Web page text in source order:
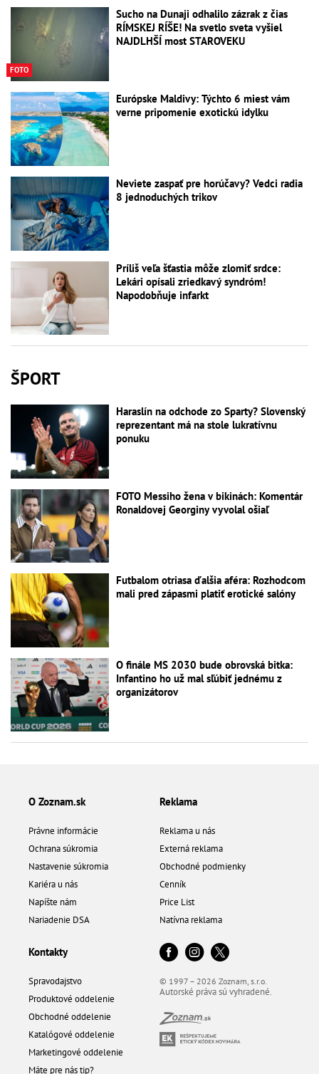
FOTO
Sucho na Dunaji odhalilo zázrak z čias
RÍMSKEJ RÍŠE! Na svetlo sveta vyšiel
NAJDLHŠÍ most STAROVEKU
Európske Maldivy: Týchto 6 miest vám
verne pripomenie exotickú idylku
Neviete zaspať pre horúčavy? Vedci radia
8 jednoduchých trikov
Príliš veľa šťastia môže zlomiť srdce:
Lekári opísali zriedkavý syndróm!
Napodobňuje infarkt
ŠPORT
Haraslín na odchode zo Sparty? Slovenský
reprezentant má na stole lukratívnu
ponuku
FOTO Messiho žena v bikinách: Komentár
Ronaldovej Georginy vyvolal ošiaľ
Futbalom otriasa ďalšia aféra: Rozhodcom
mali pred zápasmi platiť erotické salóny
O finále MS 2030 bude obrovská bitka:
Infantino ho už mal sľúbiť jednému z
organizátorov
O Zoznam.sk
Právne informácie
Ochrana súkromia
Nastavenie súkromia
Kariéra u nás
Napíšte nám
Nariadenie DSA
Reklama
Reklama u nás
Externá reklama
Obchodné podmienky
Cenník
Price List
Natívna reklama
Kontakty
Spravodajstvo
Produktové oddelenie
Obchodné oddelenie
Katalógové oddelenie
Marketingové oddelenie
Máte pre nás tip?
© 1997 – 2026 Zoznam, s.r.o.
Autorské práva sú vyhradené.